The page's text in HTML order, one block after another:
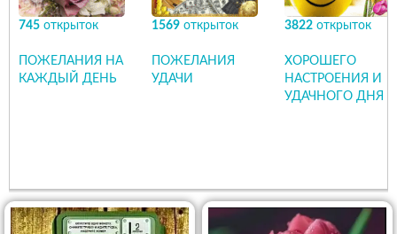
745 открыток
ПОЖЕЛАНИЯ НА
КАЖДЫЙ ДЕНЬ
1569 открыток
ПОЖЕЛАНИЯ
УДАЧИ
3822 открыток
ХОРОШЕГО
НАСТРОЕНИЯ И
УДАЧНОГО ДНЯ